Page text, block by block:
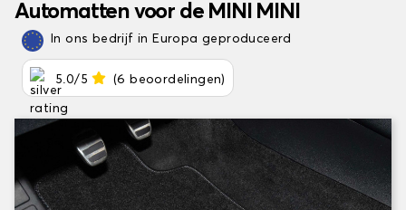
Automatten voor de MINI MINI
In ons bedrijf in Europa geproduceerd
5.0/5 (6 beoordelingen)